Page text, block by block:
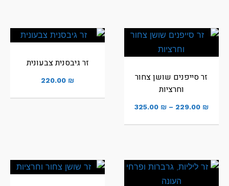
זר סייפנים שושן צחור
וחרציות
229.00 ₪
–
325.00 ₪
זר גיבסנית צבעונית
220.00 ₪